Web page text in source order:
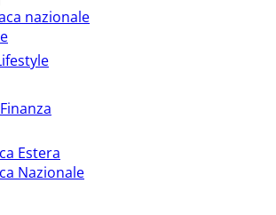
nazionale
Estera
Nazionale